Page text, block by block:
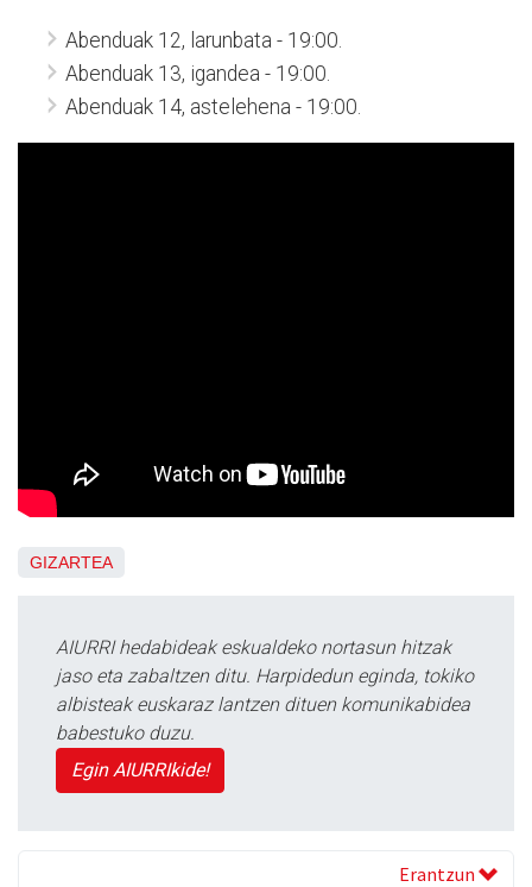
Abenduak 12, larunbata - 19:00.
Abenduak 13, igandea - 19:00.
Abenduak 14, astelehena - 19:00.
GIZARTEA
AIURRI hedabideak eskualdeko nortasun hitzak
jaso eta zabaltzen ditu. Harpidedun eginda, tokiko
albisteak euskaraz lantzen dituen komunikabidea
babestuko duzu.
Egin AIURRIkide!
Erantzun